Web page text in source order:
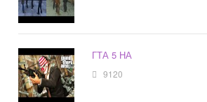
ГТА 5 НА
9120